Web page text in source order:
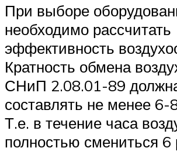
При выборе
необходимо рассчитать
эффективность
Кратность обмена
СНиП 2.08.01-89
составлять не менее 6-
Т.е. в течение часа
полностью смениться 6